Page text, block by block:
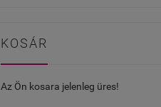
KOSÁR
Az Ön kosara jelenleg üres!